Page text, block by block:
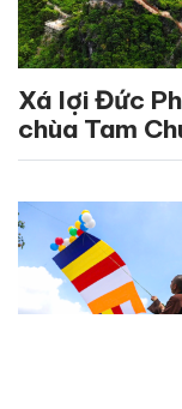
Xá lợi Đức
chùa Tam